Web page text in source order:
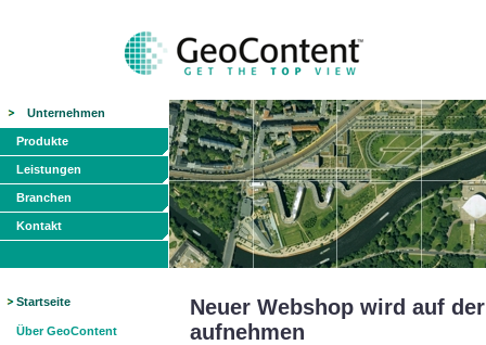
Unternehmen
Produkte
Leistungen
Branchen
Kontakt
Startseite
Über GeoContent
Neuer Webshop wird auf
aufnehmen